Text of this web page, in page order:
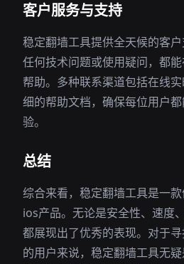
客户服务与支持
稳定翻墙工具提供全天候的客
任何技术问题或使用疑问，都
帮助。多种联系渠道包括在线
细的帮助文档，确保每位用户
验。
总结
综合来看，稳定翻墙工具是一
ios产品。无论是安全性、速度
都展现出了优秀的表现。对于
的用户来说，稳定翻墙工具无